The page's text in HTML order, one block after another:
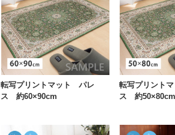
転写プリントマット パレ
ス 約60×90cm
転写プリント
ス 約50×80cm